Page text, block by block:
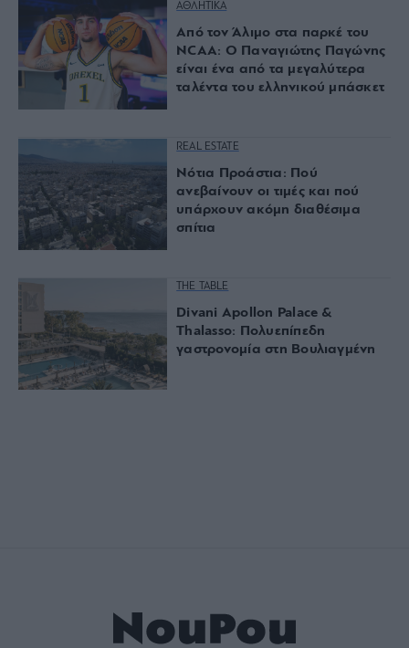
ΑΘΛΗΤΙΚΑ
Από τον Άλιμο στα παρκέ του
NCAA: Ο Παναγιώτης Παγώνης
είναι ένα από τα μεγαλύτερα
ταλέντα του ελληνικού μπάσκετ
REAL ESTATE
Νότια Προάστια: Πού
ανεβαίνουν οι τιμές και πού
υπάρχουν ακόμη διαθέσιμα
σπίτια
THE TABLE
Divani Apollon Palace &
Thalasso: Πολυεπίπεδη
γαστρονομία στη Βουλιαγμένη